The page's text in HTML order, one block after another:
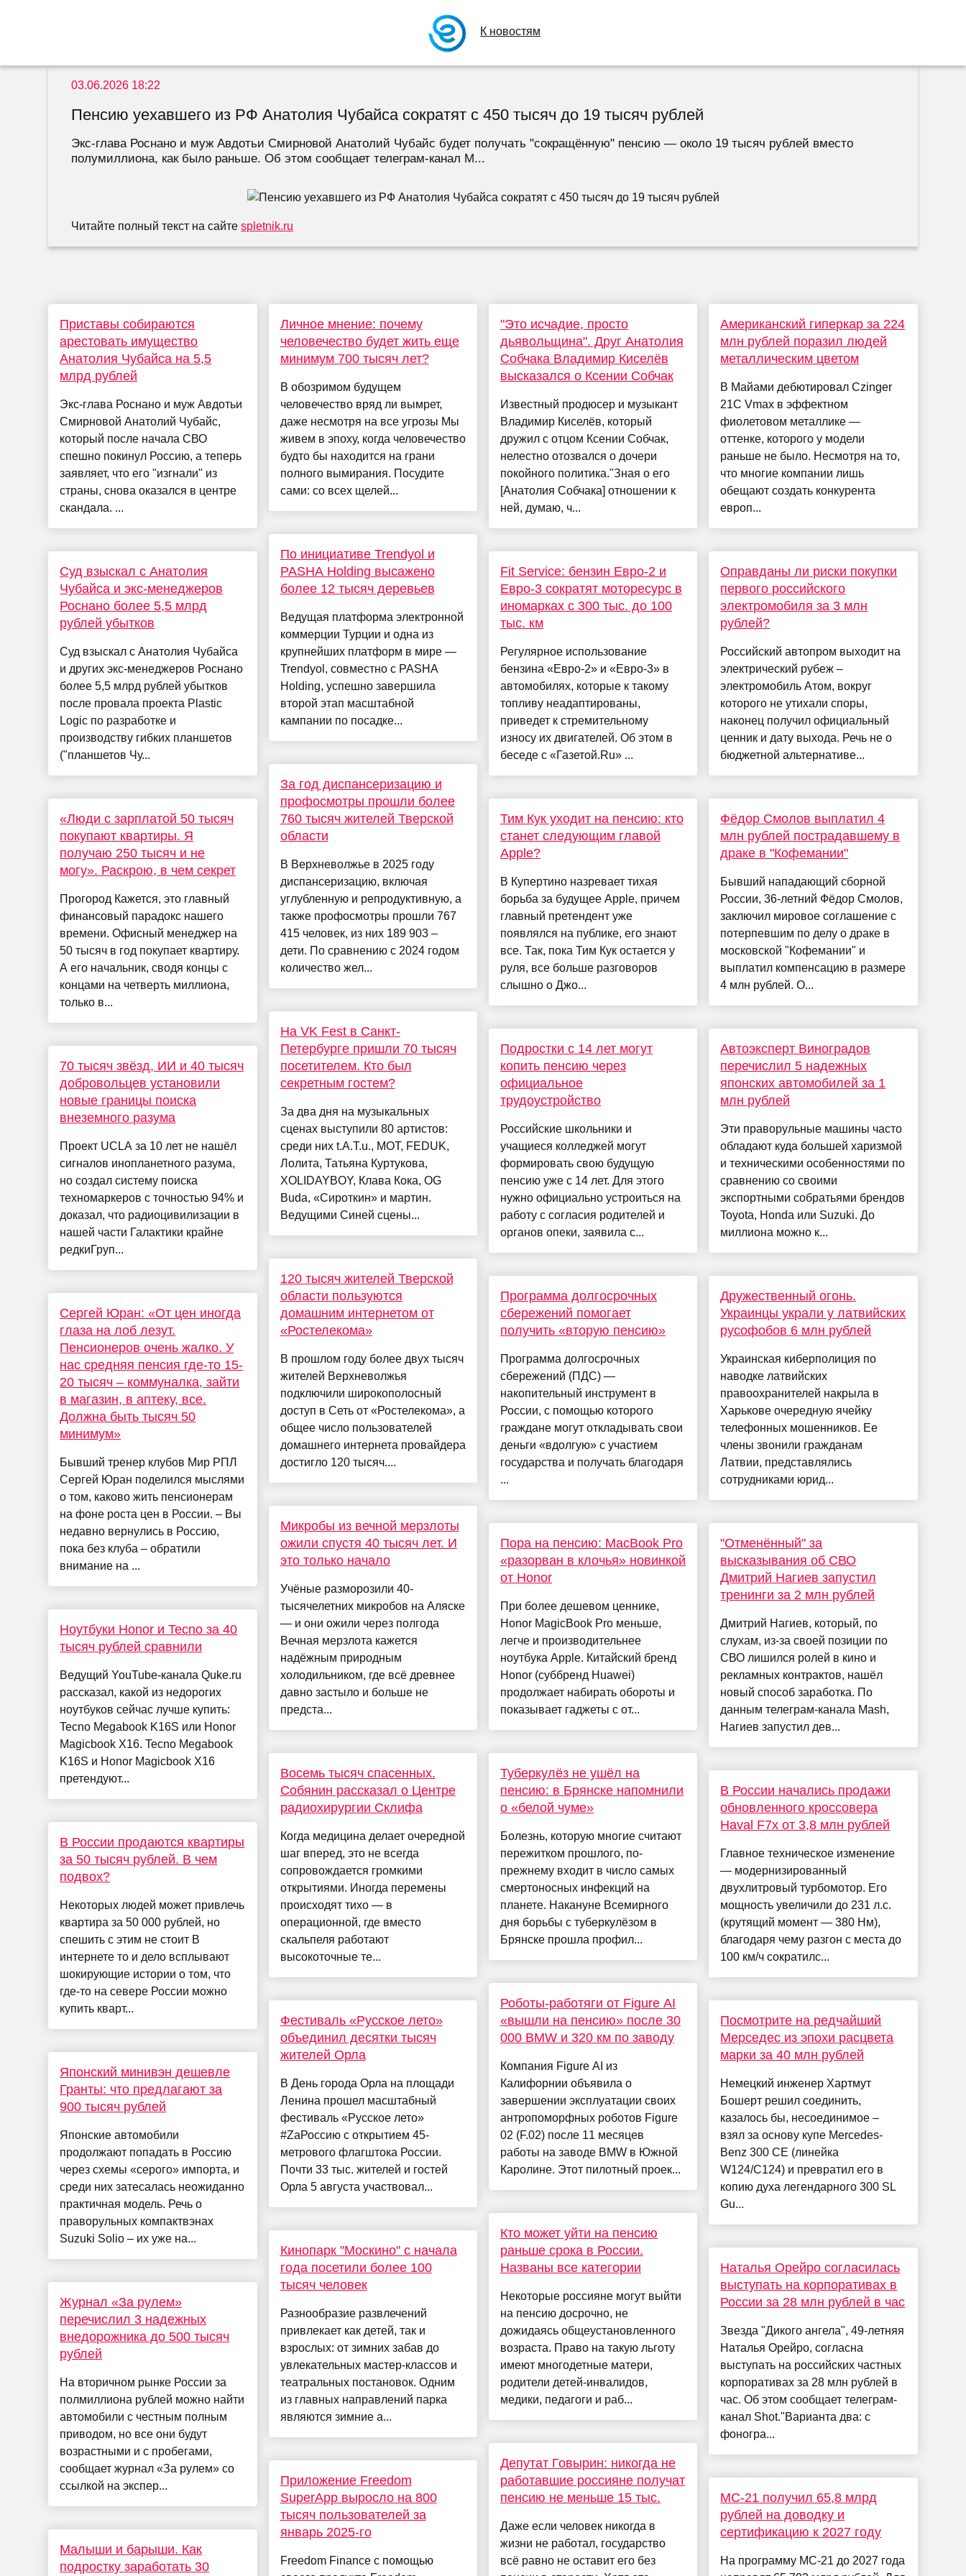
К новостям
03.06.2026 18:22
Пенсию уехавшего из РФ Анатолия Чубайса сократят с 450 тысяч до 19 тысяч рублей
Экс-глава Роснано и муж Авдотьи Смирновой Анатолий Чубайс будет получать "сокращённую" пенсию — около 19 тысяч рублей вместо
полумиллиона, как было раньше. Об этом сообщает телеграм-канал M...
Читайте полный текст на сайтеspletnik.ru
Приставы собираются
арестовать имущество
Анатолия Чубайса на 5,5
млрд рублей
Экс-глава Роснано и муж Авдотьи
Смирновой Анатолий Чубайс,
который после начала СВО
спешно покинул Россию, а теперь
заявляет, что его "изгнали" из
страны, снова оказался в центре
скандала. ...
Суд взыскал с Анатолия
Чубайса и экс-менеджеров
Роснано более 5,5 млрд
рублей убытков
Суд взыскал с Анатолия Чубайса
и других экс-менеджеров Роснано
более 5,5 млрд рублей убытков
после провала проекта Plastic
Logic по разработке и
производству гибких планшетов
("планшетов Чу...
«Люди с зарплатой 50 тысяч
покупают квартиры. Я
получаю 250 тысяч и не
могу». Раскрою, в чем секрет
Прогород Кажется, это главный
финансовый парадокс нашего
времени. Офисный менеджер на
50 тысяч в год покупает квартиру.
А его начальник, сводя концы с
концами на четверть миллиона,
только в...
70 тысяч звёзд, ИИ и 40 тысяч
добровольцев установили
новые границы поиска
внеземного разума
Проект UCLA за 10 лет не нашёл
сигналов инопланетного разума,
но создал систему поиска
техномаркеров с точностью 94% и
доказал, что радиоцивилизации в
нашей части Галактики крайне
редкиГруп...
Сергей Юран: «От цен иногда
глаза на лоб лезут.
Пенсионеров очень жалко. У
нас средняя пенсия где-то 15-
20 тысяч – коммуналка, зайти
в магазин, в аптеку, все.
Должна быть тысяч 50
минимум»
Бывший тренер клубов Мир РПЛ
Сергей Юран поделился мыслями
о том, каково жить пенсионерам
на фоне роста цен в России. – Вы
недавно вернулись в Россию,
пока без клуба – обратили
внимание на ...
Ноутбуки Honor и Tecno за 40
тысяч рублей сравнили
Ведущий YouTube-канала Quke.ru
рассказал, какой из недорогих
ноутбуков сейчас лучше купить:
Tecno Megabook K16S или Honor
Magicbook X16. Tecno Megabook
K16S и Honor Magicbook X16
претендуют...
В России продаются квартиры
за 50 тысяч рублей. В чем
подвох?
Некоторых людей может привлечь
квартира за 50 000 рублей, но
спешить с этим не стоит В
интернете то и дело всплывают
шокирующие истории о том, что
где-то на севере России можно
купить кварт...
Японский минивэн дешевле
Гранты: что предлагают за
900 тысяч рублей
Японские автомобили
продолжают попадать в Россию
через схемы «серого» импорта, и
среди них затесалась неожиданно
практичная модель. Речь о
праворульных компактвэнах
Suzuki Solio – их уже на...
Журнал «За рулем»
перечислил 3 надежных
внедорожника до 500 тысяч
рублей
На вторичном рынке России за
полмиллиона рублей можно найти
автомобили с честным полным
приводом, но все они будут
возрастными и с пробегами,
сообщает журнал «За рулем» со
ссылкой на экспер...
Малыши и барыши. Как
подростку заработать 30
Личное мнение: почему
человечество будет жить еще
минимум 700 тысяч лет?
В обозримом будущем
человечество вряд ли вымрет,
даже несмотря на все угрозы Мы
живем в эпоху, когда человечество
будто бы находится на грани
полного вымирания. Посудите
сами: со всех щелей...
По инициативе Trendyol и
PASHA Holding высажено
более 12 тысяч деревьев
Ведущая платформа электронной
коммерции Турции и одна из
крупнейших платформ в мире —
Trendyol, совместно с PASHA
Holding, успешно завершила
второй этап масштабной
кампании по посадке...
За год диспансеризацию и
профосмотры прошли более
760 тысяч жителей Тверской
области
В Верхневолжье в 2025 году
диспансеризацию, включая
углубленную и репродуктивную, а
также профосмотры прошли 767
415 человек, из них 189 903 –
дети. По сравнению с 2024 годом
количество жел...
На VK Fest в Санкт-
Петербурге пришли 70 тысяч
посетителем. Кто был
секретным гостем?
За два дня на музыкальных
сценах выступили 80 артистов:
среди них t.A.T.u., МОТ, FEDUK,
Лолита, Татьяна Куртукова,
XOLIDAYBOY, Клава Кока, OG
Buda, «Сироткин» и мартин.
Ведущими Синей сцены...
120 тысяч жителей Тверской
области пользуются
домашним интернетом от
«Ростелекома»
В прошлом году более двух тысяч
жителей Верхневолжья
подключили широкополосный
доступ в Сеть от «Ростелекома», а
общее число пользователей
домашнего интернета провайдера
достигло 120 тысяч....
Микробы из вечной мерзлоты
ожили спустя 40 тысяч лет. И
это только начало
Учёные разморозили 40-
тысячелетних микробов на Аляске
— и они ожили через полгода
Вечная мерзлота кажется
надёжным природным
холодильником, где всё древнее
давно застыло и больше не
предста...
Восемь тысяч спасенных.
Собянин рассказал о Центре
радиохирургии Склифа
Когда медицина делает очередной
шаг вперед, это не всегда
сопровождается громкими
открытиями. Иногда перемены
происходят тихо — в
операционной, где вместо
скальпеля работают
высокоточные те...
Фестиваль «Русское лето»
объединил десятки тысяч
жителей Орла
В День города Орла на площади
Ленина прошел масштабный
фестиваль «Русское лето»
#ZaРоссию с открытием 45-
метрового флагштока России.
Почти 33 тыс. жителей и гостей
Орла 5 августа участвовал...
Кинопарк "Москино" с начала
года посетили более 100
тысяч человек
Разнообразие развлечений
привлекает как детей, так и
взрослых: от зимних забав до
увлекательных мастер-классов и
театральных постановок. Одним
из главных направлений парка
являются зимние а...
Приложение Freedom
SuperApp выросло на 800
тысяч пользователей за
январь 2025-го
Freedom Finance с помощью
"Это исчадие, просто
дьявольщина". Друг Анатолия
Собчака Владимир Киселёв
высказался о Ксении Собчак
Известный продюсер и музыкант
Владимир Киселёв, который
дружил с отцом Ксении Собчак,
нелестно отозвался о дочери
покойного политика."Зная о его
[Анатолия Собчака] отношении к
ней, думаю, ч...
Fit Service: бензин Евро‑2 и
Евро‑3 сократят моторесурс в
иномарках с 300 тыс. до 100
тыс. км
Регулярное использование
бензина «Евро‑2» и «Евро‑3» в
автомобилях, которые к такому
топливу неадаптированы,
приведет к стремительному
износу их двигателей. Об этом в
беседе с «Газетой.Ru» ...
Тим Кук уходит на пенсию: кто
станет следующим главой
Apple?
В Купертино назревает тихая
борьба за будущее Apple, причем
главный претендент уже
появлялся на публике, его знают
все. Так, пока Тим Кук остается у
руля, все больше разговоров
слышно о Джо...
Подростки с 14 лет могут
копить пенсию через
официальное
трудоустройство
Российские школьники и
учащиеся колледжей могут
формировать свою будущую
пенсию уже с 14 лет. Для этого
нужно официально устроиться на
работу с согласия родителей и
органов опеки, заявила с...
Программа долгосрочных
сбережений помогает
получить «вторую пенсию»
Программа долгосрочных
сбережений (ПДС) —
накопительный инструмент в
России, с помощью которого
граждане могут откладывать свои
деньги «вдолгую» с участием
государства и получать благодаря
...
Пора на пенсию: MacBook Pro
«разорван в клочья» новинкой
от Honor
При более дешевом ценнике,
Honor MagicBook Pro меньше,
легче и производительнее
ноутбука Apple. Китайский бренд
Honor (суббренд Huawei)
продолжает набирать обороты и
показывает гаджеты с от...
Туберкулёз не ушёл на
пенсию: в Брянске напомнили
о «белой чуме»
Болезнь, которую многие считают
пережитком прошлого, по-
прежнему входит в число самых
смертоносных инфекций на
планете. Накануне Всемирного
дня борьбы с туберкулёзом в
Брянске прошла профил...
Роботы-работяги от Figure AI
«вышли на пенсию» после 30
000 BMW и 320 км по заводу
Компания Figure AI из
Калифорнии объявила о
завершении эксплуатации своих
антропоморфных роботов Figure
02 (F.02) после 11 месяцев
работы на заводе BMW в Южной
Каролине. Этот пилотный проек...
Кто может уйти на пенсию
раньше срока в России.
Названы все категории
Некоторые россияне могут выйти
на пенсию досрочно, не
дожидаясь общеустановленного
возраста. Право на такую льготу
имеют многодетные матери,
родители детей-инвалидов,
медики, педагоги и раб...
Депутат Говырин: никогда не
работавшие россияне получат
пенсию не меньше 15 тыс.
Даже если человек никогда в
жизни не работал, государство
всё равно не оставит его без
Американский гиперкар за 224
млн рублей поразил людей
металлическим цветом
В Майами дебютировал Czinger
21C Vmax в эффектном
фиолетовом металлике —
оттенке, которого у модели
раньше не было. Несмотря на то,
что многие компании лишь
обещают создать конкурента
европ...
Оправданы ли риски покупки
первого российского
электромобиля за 3 млн
рублей?
Российский автопром выходит на
электрический рубеж –
электромобиль Атом, вокруг
которого не утихали споры,
наконец получил официальный
ценник и дату выхода. Речь не о
бюджетной альтернативе...
Фёдор Смолов выплатил 4
млн рублей пострадавшему в
драке в "Кофемании"
Бывший нападающий сборной
России, 36-летний Фёдор Смолов,
заключил мировое соглашение с
потерпевшим по делу о драке в
московской "Кофемании" и
выплатил компенсацию в размере
4 млн рублей. О...
Автоэксперт Виноградов
перечислил 5 надежных
японских автомобилей за 1
млн рублей
Эти праворульные машины часто
обладают куда большей харизмой
и техническими особенностями по
сравнению со своими
экспортными собратьями брендов
Toyota, Honda или Suzuki. До
миллиона можно к...
Дружественный огонь.
Украинцы украли у латвийских
русофобов 6 млн рублей
Украинская киберполиция по
наводке латвийских
правоохранителей накрыла в
Харькове очередную ячейку
телефонных мошенников. Ее
члены звонили гражданам
Латвии, представлялись
сотрудниками юрид...
"Отменённый" за
высказывания об СВО
Дмитрий Нагиев запустил
тренинги за 2 млн рублей
Дмитрий Нагиев, который, по
слухам, из-за своей позиции по
СВО лишился ролей в кино и
рекламных контрактов, нашёл
новый способ заработка. По
данным телеграм-канала Mash,
Нагиев запустил дев...
В России начались продажи
обновленного кроссовера
Haval F7x от 3,8 млн рублей
Главное техническое изменение
— модернизированный
двухлитровый турбомотор. Его
мощность увеличили до 231 л.с.
(крутящий момент — 380 Нм),
благодаря чему разгон с места до
100 км/ч сократилс...
Посмотрите на редчайший
Мерседес из эпохи расцвета
марки за 40 млн рублей
Немецкий инженер Хартмут
Бошерт решил соединить,
казалось бы, несоединимое –
взял за основу купе Mercedes-
Benz 300 CE (линейка
W124/C124) и превратил его в
копию духа легендарного 300 SL
Gu...
Наталья Орейро согласилась
выступать на корпоративах в
России за 28 млн рублей в час
Звезда "Дикого ангела", 49-летняя
Наталья Орейро, согласна
выступать на российских частных
корпоративах за 28 млн рублей в
час. Об этом сообщает телеграм-
канал Shot."Варианта два: с
фоногра...
МС-21 получил 65,8 млрд
рублей на доводку и
сертификацию к 2027 году
На программу МС-21 до 2027 года